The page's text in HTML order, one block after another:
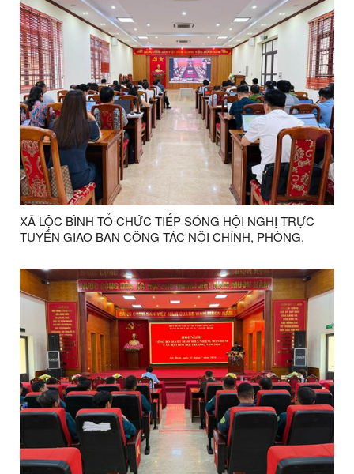
XÃ LỘC BÌNH TỔ CHỨC TIẾP SÓNG HỘI NGHỊ TRỰC
TUYẾN GIAO BAN CÔNG TÁC NỘI CHÍNH, PHÒNG,
CÁCH TƯ PHÁP 6 THÁNG ĐẦU NĂM 2026